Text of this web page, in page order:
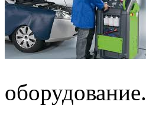
оборудование.